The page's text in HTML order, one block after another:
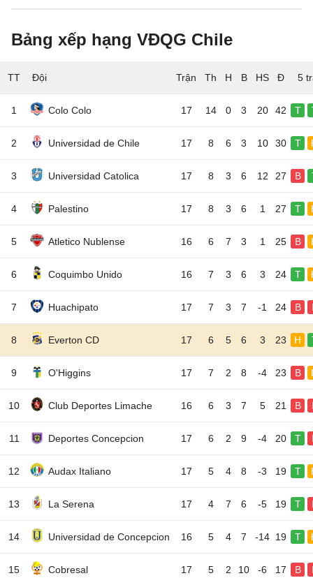
Bảng xếp hạng VĐQG Chile
TT Đội 5
1 Colo Colo 17 14 0 3 20 42 T
2 Universidad de Chile 17 8 6 3 10 30 T
3 Universidad Catolica 17 8 3 6 12 27 B
4 Palestino 17 8 3 6 1 27 T
5 Atletico Nublense 16 6 7 3 1 25 B
6 Coquimbo Unido 16 7 3 6 3 24 T
7 Huachipato 17 7 3 7 -1 24 B
8 Everton CD 17 6 5 6 3 23 H
9 O'Higgins 17 7 2 8 -4 23 B
10 Club Deportes Limache 16 6 3 7 5 21 B
11 Deportes Concepcion 17 6 2 9 -4 20 T
12 Audax Italiano 17 5 4 8 -3 19 T
13 La Serena 17 4 7 6 -5 19 T
14 Universidad de Concepcion 16 5 4 7 -14 19 T
15 Cobresal 17 5 2 10 -6 17 B